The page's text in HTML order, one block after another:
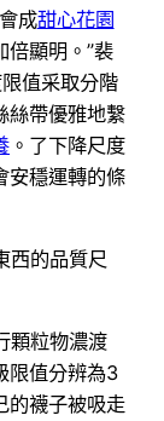
成甜心花園
倍顯明。”裴
值采取分階
絲帶優雅地繫
。了下降尺度
安穩運轉的條
西的品質尺
顆粒物濃渡
限值分辨為3
的襪子被吸走